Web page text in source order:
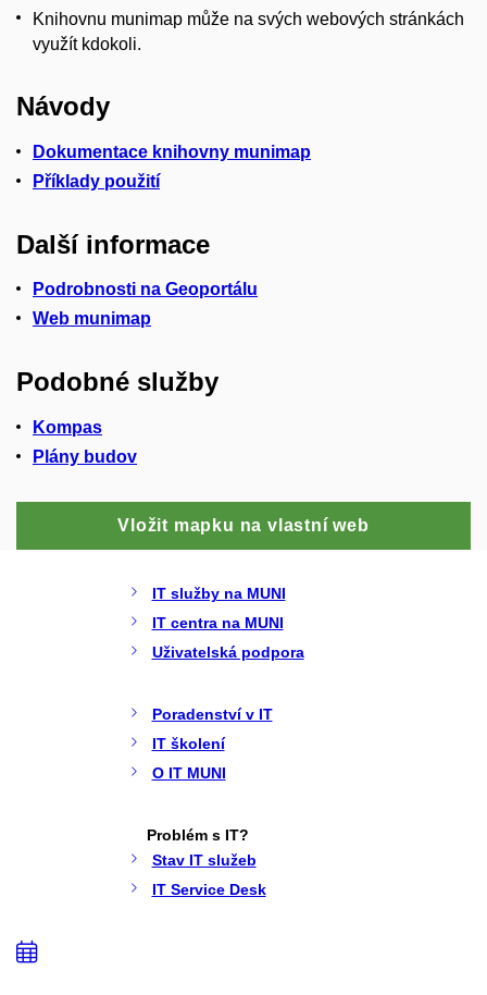
Knihovnu munimap může na svých webových stránkách
využít kdokoli.
Návody
Dokumentace knihovny munimap
Příklady použití
Další informace
Podrobnosti na Geoportálu
Web munimap
Podobné služby
Kompas
Plány budov
Vložit mapku na vlastní web
IT služby na MUNI
IT centra na MUNI
Uživatelská podpora
Poradenství v IT
IT školení
O IT MUNI
Problém s IT?
Stav IT služeb
IT Service Desk
Přidat